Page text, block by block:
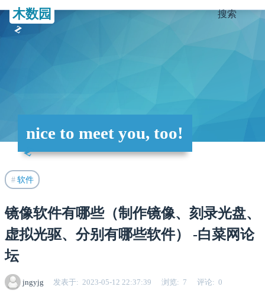
木数园 搜索
nice to meet you, too!
软件
镜像软件有哪些（制作镜像、刻录光盘、
虚拟光驱、分别有哪些软件） -白菜网论
坛
jngyjg 发表于 2023-05-12 22:37:39 浏览 7 评论 0